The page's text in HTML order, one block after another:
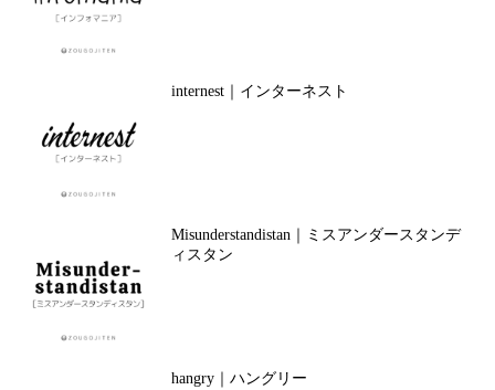
internest｜インターネスト
Misunderstandistan｜ミスアンダースタンデ
ィスタン
hangry｜ハングリー